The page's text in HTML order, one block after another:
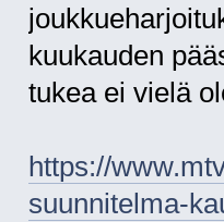
kuukauden
tukea ei vielä
https://
suunnitelma-